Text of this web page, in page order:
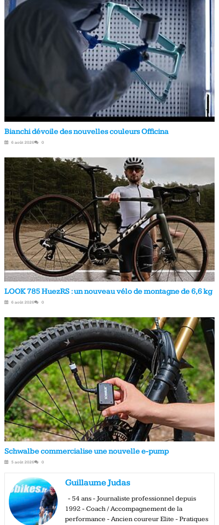
Bianchi dévoile des nouvelles couleurs Officina
6 août 2026 0
LOOK 785 HuezRS : un nouveau vélo de montagne de 6,6 kg
6 août 2026 0
Schwalbe commercialise une nouvelle e-pump
5 août 2026 0
Guillaume Judas
- 54 ans - Journaliste professionnel depuis
1992 - Coach / Accompagnement de la
performance - Ancien coureur Elite - Pratiques